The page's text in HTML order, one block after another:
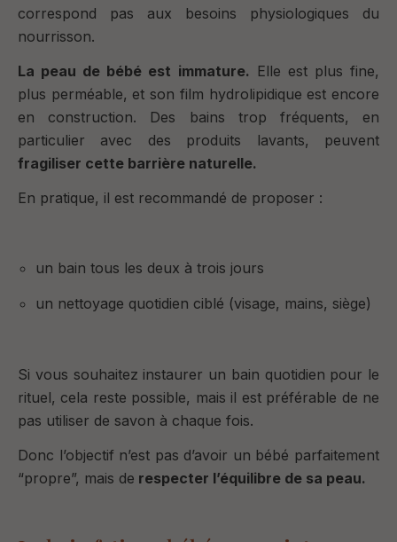
correspond pas aux besoins physiologiques du
nourrisson.
La peau de bébé est immature. Elle est plus fine,
plus perméable, et son film hydrolipidique est encore
en construction. Des bains trop fréquents, en
particulier avec des produits lavants, peuvent
fragiliser cette barrière naturelle.
En pratique, il est recommandé de proposer :
un bain tous les deux à trois jours
un nettoyage quotidien ciblé (visage, mains, siège)
Si vous souhaitez instaurer un bain quotidien pour le
rituel, cela reste possible, mais il est préférable de ne
pas utiliser de savon à chaque fois.
Donc l’objectif n’est pas d’avoir un bébé parfaitement
“propre”, mais de respecter l’équilibre de sa peau.